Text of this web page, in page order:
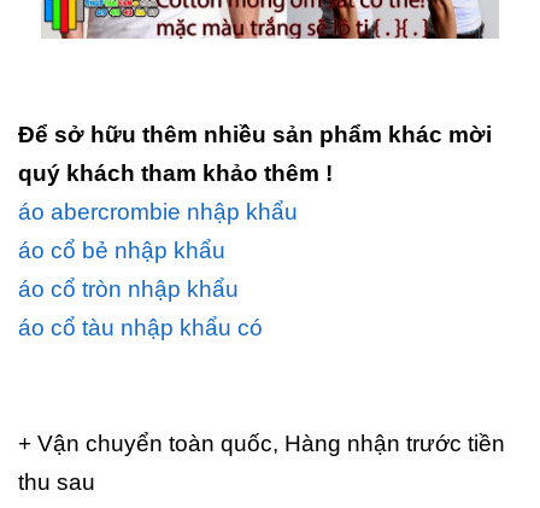
Để sở hữu thêm nhiều sản phẩm khác mời
quý khách tham khảo thêm !
áo abercrombie nhập khẩu
áo cổ bẻ nhập khẩu
áo cổ tròn nhập khẩu
áo cổ tàu nhập khẩu có
+ Vận chuyển toàn quốc, Hàng nhận trước tiền
thu sau